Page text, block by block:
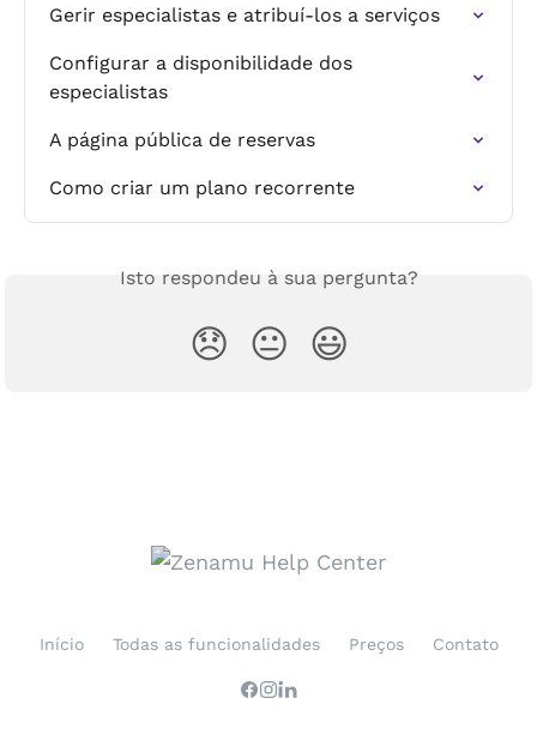
Gerir especialistas e atribuí-los a serviços
Configurar a disponibilidade dos
especialistas
A página pública de reservas
Como criar um plano recorrente
Isto respondeu à sua pergunta?
😞 😐 😃
Início Todas as funcionalidades Preços Contato